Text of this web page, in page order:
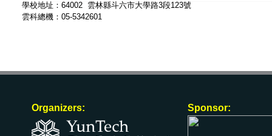
學校地址：64002 雲林縣斗六市大學路3段123號
雲科總機：05-5342601
Organizers: Sponsor: